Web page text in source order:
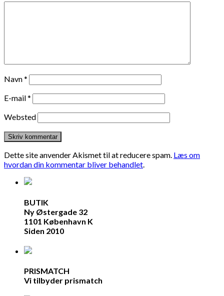
Navn*
E-mail*
Websted
Dette site anvender Akismet til at reducere spam. Læs om
hvordan din kommentar bliver behandlet.
BUTIK
Ny Østergade 32
1101 København K
Siden 2010
PRISMATCH
Vi tilbyder prismatch